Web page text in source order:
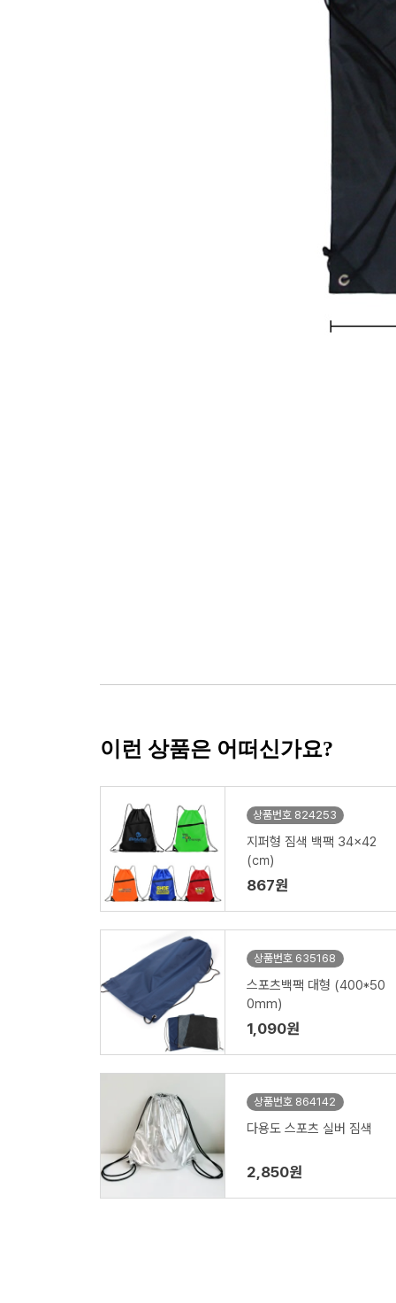
이런 상품은 어떠신가요?
상품번호 824253
지퍼형 짐색 백팩 34x42
(㎝)
867원
상품번호 635168
스포츠백팩 대형 (400*50
0mm)
1,090원
상품번호 864142
다용도 스포츠 실버 짐색
2,850원